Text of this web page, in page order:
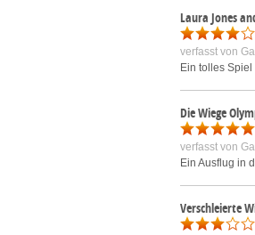
Laura Jones
verfasst von
Ein tolles
Die Wiege
verfasst von
Ein Ausflug in
Verschleierte